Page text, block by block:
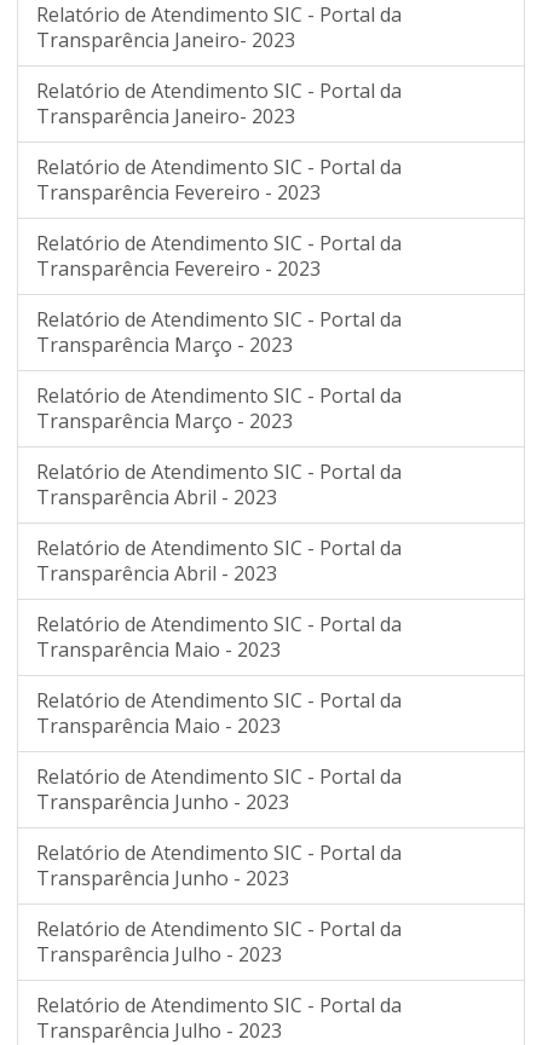
Relatório de Atendimento SIC - Portal da
Transparência Janeiro- 2023
Relatório de Atendimento SIC - Portal da
Transparência Janeiro- 2023
Relatório de Atendimento SIC - Portal da
Transparência Fevereiro - 2023
Relatório de Atendimento SIC - Portal da
Transparência Fevereiro - 2023
Relatório de Atendimento SIC - Portal da
Transparência Março - 2023
Relatório de Atendimento SIC - Portal da
Transparência Março - 2023
Relatório de Atendimento SIC - Portal da
Transparência Abril - 2023
Relatório de Atendimento SIC - Portal da
Transparência Abril - 2023
Relatório de Atendimento SIC - Portal da
Transparência Maio - 2023
Relatório de Atendimento SIC - Portal da
Transparência Maio - 2023
Relatório de Atendimento SIC - Portal da
Transparência Junho - 2023
Relatório de Atendimento SIC - Portal da
Transparência Junho - 2023
Relatório de Atendimento SIC - Portal da
Transparência Julho - 2023
Relatório de Atendimento SIC - Portal da
Transparência Julho - 2023